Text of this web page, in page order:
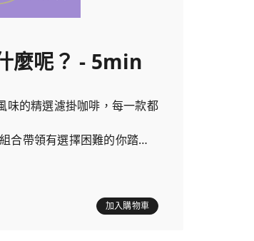
麼呢？ - 5min
味的精選濾掛咖啡，每一款都
合帶領有選擇困難的你踏上
加入購物車